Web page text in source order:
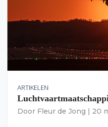
ARTIKELEN
Door Fleur de Jong 20